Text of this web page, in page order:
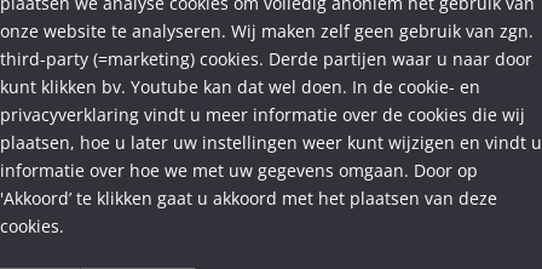
onze website te analyseren. Wij maken zelf geen gebruik van zgn.
third-party (=marketing) cookies. Derde partijen waar u naar door
kunt klikken bv. Youtube kan dat wel doen. In de cookie- en
privacyverklaring vindt u meer informatie over de cookies die wij
plaatsen, hoe u later uw instellingen weer kunt wijzigen en vindt u
informatie over hoe we met uw gegevens omgaan. Door op
'Akkoord’ te klikken gaat u akkoord met het plaatsen van deze
cookies.